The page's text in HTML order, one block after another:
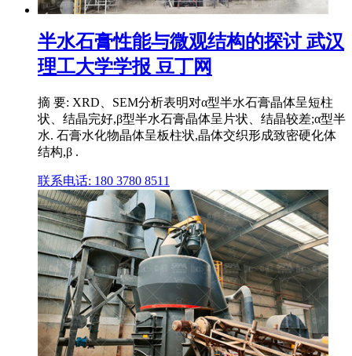
半水石膏性能与微观结构的探讨 武汉
理工大学学报 豆丁网
摘 要: XRD、SEM分析表明对α型半水石膏晶体呈短柱
状、结晶完好,β型半水石膏晶体呈片状、结晶较差;α型半
水. 石膏水化物晶体呈板柱状,晶体交织形成致密硬化体
结构,β .
联系电话: 180 3780 8511